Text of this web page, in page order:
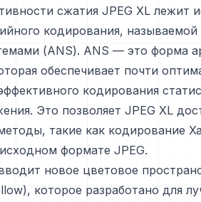
сжатия JPEG XL лежит
кодирования,
(ANS). ANS — это форма
обеспечивает почти
кодирования
Это позволяет JPEG XL
такие как кодирование
формате JPEG.
новое цветовое
которое разработано для